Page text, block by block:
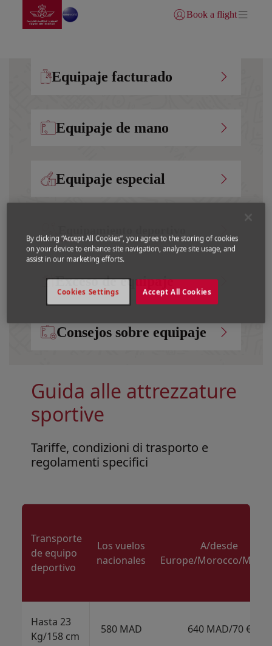
Saltar al contenido principal
Ir a la página de inicio
Iniciar sesión | Unirse)
Book a flight
Equipaje facturado
Equipaje de mano
Equipaje especial
Exceso de equipaje
Consejos sobre equipaje
Guida alle attrezzature
sportive
Tariffe, condizioni di trasporto e
regolamenti specifici
Transporte
de equipo
deportivo
Los vuelos
nacionales
A/desde
Europe/Morocco/
Hasta 23
Kg/158 cm
580 MAD 640 MAD/70 €
By clicking “Accept All Cookies”, you agree to the storing of cookies
on your device to enhance site navigation, analyze site usage, and
assist in our marketing efforts.
Accept All Cookies
Cookies Settings